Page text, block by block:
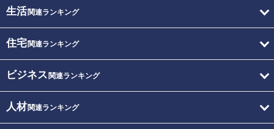
生活関連ランキング
住宅関連ランキング
ビジネス 関連ランキング
人材関連ランキング